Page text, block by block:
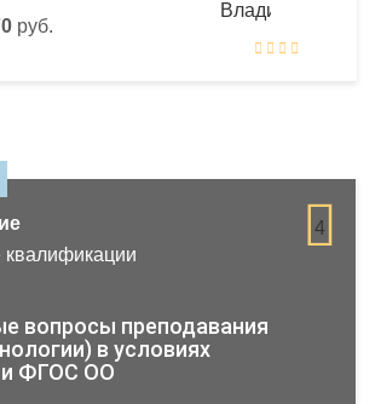
руб.
4
вопросы преподавания
в условиях
ФГОС ОО